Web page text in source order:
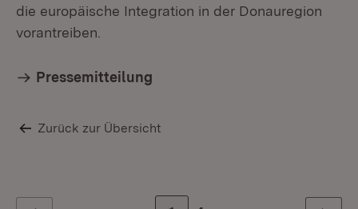
die europäische Integration in der Donauregion
vorantreiben.
Pressemitteilung
Zurück zur Übersicht